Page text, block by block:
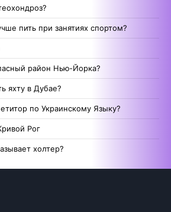
пить при занятиях спортом?
район Нью-Йорка?
яхту в Дубае?
по Украинскому Языку?
Рог
холтер?